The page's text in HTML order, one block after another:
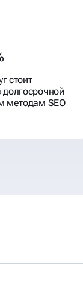
стоит
методам SEO